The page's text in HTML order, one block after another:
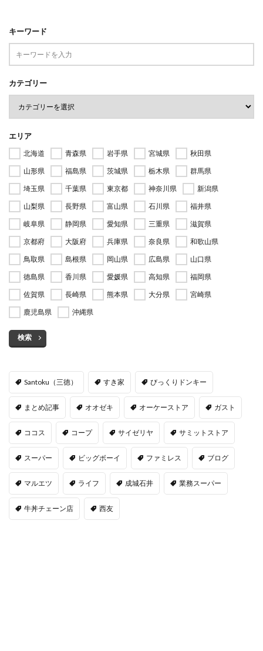
キーワード
カテゴリー
エリア
北海道 青森県 岩手県 宮城県
秋田県
山形県
福島県 茨城県 栃木県
群馬県
埼玉県
千葉県 東京都 神奈川県
新潟県
山梨県
長野県 富山県 石川県
福井県
岐阜県
静岡県 愛知県 三重県
滋賀県
京都府
大阪府 兵庫県 奈良県
和歌山県
鳥取県
島根県 岡山県 広島県
山口県
徳島県
香川県 愛媛県 高知県
福岡県
佐賀県
長崎県 熊本県 大分県
宮崎県
鹿児島県
沖縄県
検索
Santoku（三徳） すき家 びっくりドンキー
まとめ記事 オオゼキ オーケーストア ガスト
ココス コープ サイゼリヤ サミットストア
スーパー ビッグボーイ ファミレス ブログ
マルエツ ライフ 成城石井 業務スーパー
牛丼チェーン店 西友